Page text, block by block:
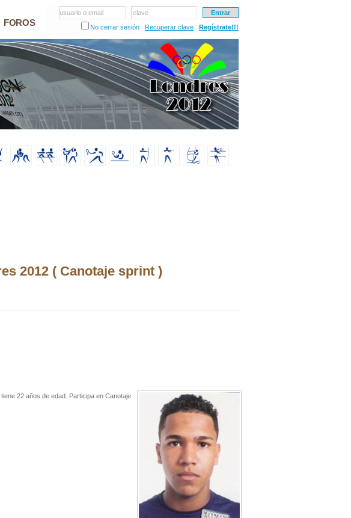
FOROS
usuario o email
clave
No cerrar sesión
Recuperar clave Regístrate!!!
2012 ( Canotaje sprint )
22 años de edad. Participa en Canotaje